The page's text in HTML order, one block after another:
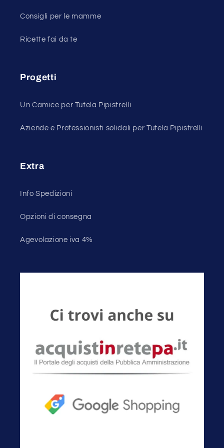
Consigli per le mamme
Ricette fai da te
Progetti
Un Camice per Tutela Pipistrelli
Aziende e Professionisti solidali per Tutela Pipistrelli
Extra
Info Spedizioni
Opzioni di consegna
Agevolazione iva 4%